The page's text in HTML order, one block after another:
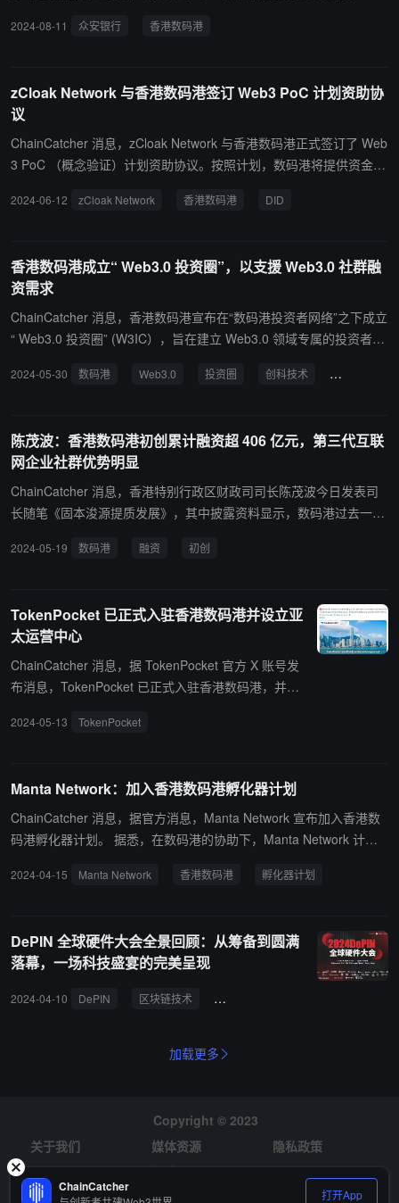
数量及存款额都是捌家持牌数字银行之最。 姚文松表示众安银行投放
银行有提供相应的功能支持当前两家在香港持牌的虚拟资产交易平台
服务，以配合虚拟资产的未来发展。
2024-08-11 众安银行 香港数码港
zCloak Network 与香港数码港签订 Web3 PoC 计划资助协
议
ChainCatcher 消息，zCloak Network 与香港数码港正式签订了 Web
3 PoC （概念验证）计划资助协议。按照计划，数码港将提供资金支
中心化身份）在香港商界及金融行业的应用及普及，提高中小企业在
2024-06-12 zCloak Network 香港数码港 DID
香港数码港成立“ Web3.0 投资圈”，以支援 Web3.0 社群融
资需求
ChainCatcher 消息，香港数码港宣布在“数码港投资者网络”之下成立
“ Web3.0 投资圈” (W3IC），旨在建立 Web3.0 领域专属的投资者网
效应，推动针对 Web3.0 的投资者网络，提供 Web3.0 及其他创科技
了来自全球超过 15 个国家和地区、约 230 家从事 Web3.0 的企业。
2024-05-30 数码港 Web3.0 投资圈 创科技术 初创公司
陈茂波：香港数码港初创累计融资超 406 亿元，第三代互联
网企业社群优势明显
ChainCatcher 消息，香港特别行政区财政司司长陈茂波今日发表司
长随笔《固本浚源提质发展》，其中披露资料显示，数码港过去一年
独角兽；初创累计融资超过 406 亿元，其中金融科技、第三代互联网
2024-05-19 数码港 融资 初创
TokenPocket 已正式入驻香港数码港并设立亚
太运营中心
ChainCatcher 消息，据 TokenPocket 官方 X 账号发
布消息，TokenPocket 已正式入驻香港数码港，并在
与综合性全牌照证券公司胜利证券（8540.HK）达成
近期在香港上市的比特币和以太坊现货ETF的投资者
提供流畅可靠的投资体验。
2024-05-13 TokenPocket
Manta Network：加入香港数码港孵化器计划
ChainCatcher 消息，据官方消息，Manta Network 宣布加入香港数
码港孵化器计划。 据悉，在数码港的协助下，Manta Network 计划
例。
2024-04-15 Manta Network 香港数码港 孵化器计划
DePIN 全球硬件大会全景回顾：从筹备到圆满
落幕，一场科技盛宴的完美呈现
2024-04-10 DePIN 区块链技术 Web3 Labs
加载更多
Copyright © 2023
关于我们
媒体资源
隐私政策
风险提示
招聘
ChainCatcher 打开App